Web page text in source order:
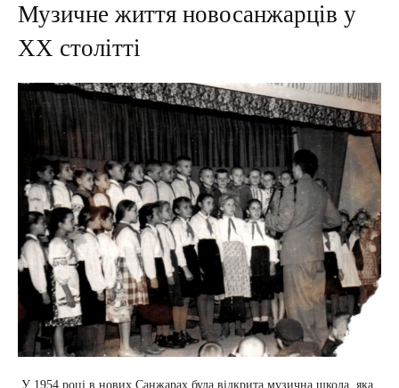
Музичне життя новосанжарців у
ХХ столітті
У 1954 році в нових Санжарах була відкрита музична школа, яка